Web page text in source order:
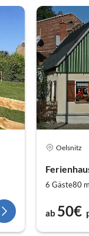
Oelsnitz
6 Gäste80
ab 50€